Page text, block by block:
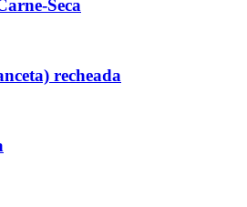
Seca
recheada